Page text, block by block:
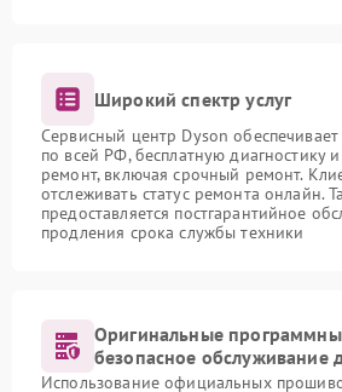
Широкий спектр услуг
Сервисный центр Dyson обеспечивает
по всей РФ, бесплатную диагностику
ремонт, включая срочный ремонт.
отслеживать статус ремонта онлайн.
предоставляется постгарантийное
продления срока службы техники
Оригинальные
безопасное обслуживание
Использование официальных